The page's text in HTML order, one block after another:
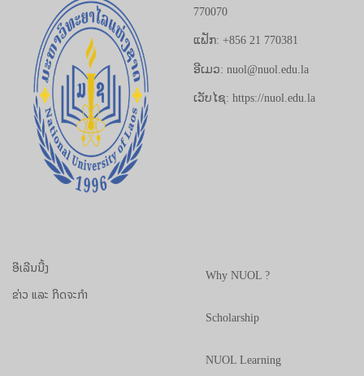
770070
ແຟັກ: +856 21 770381
ອີເມວ: nuol@nuol.edu.la
ເວັບໄຊ: https://nuol.edu.la
ອີເລີນນີ້ງ
ຂ່າວ ແລະ ກິດຈະກຳ
Why NUOL ?
Scholarship
NUOL Learning